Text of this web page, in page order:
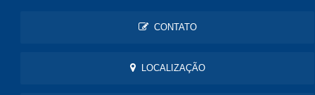
CONTATO
LOCALIZAÇÃO